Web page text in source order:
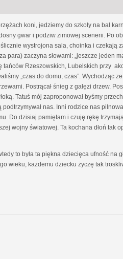
koni, jedziemy do szkoły na bal
gwar i podziw zimowej scenerii. Po
wystrojona sala, choinka i czekają
zaczyna słowami: „jeszcze jeden
tańców Rzeszowskich, Lubelskich przy
„czas do domu, czas”. Wychodząc
Postrącał śnieg z gałęzi drzew.
Tatuś mój zaproponował byśmy
nas. Inni rodzice nas
Do dzisiaj pamiętam i czuję rękę
wojny światowej. Ta kochana dłoń tak
to była ta piękna dziecięca ufność na
wieku, każdemu dziecku życzę tak